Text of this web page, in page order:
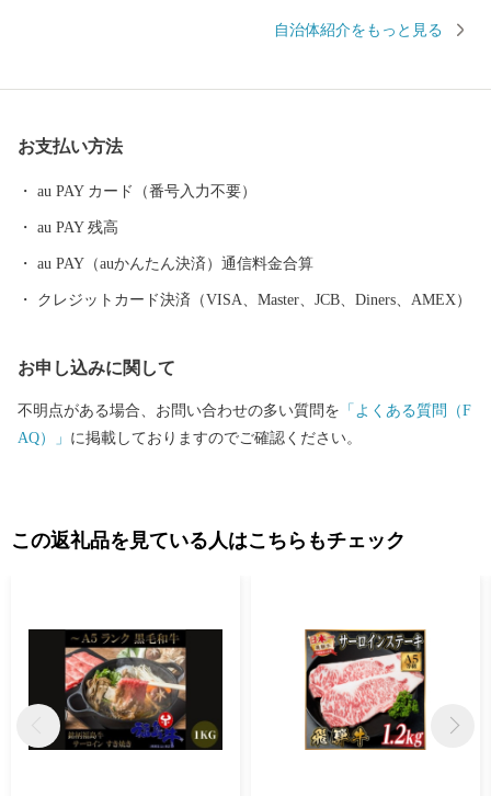
温泉」や奥州三高湯の一つに数えられる温泉郷「高湯温泉」とい
国の皆様に親しまれております。
自治体紹介をもっと見る
お支払い方法
au PAY カード（番号入力不要）
au PAY 残高
au PAY（auかんたん決済）通信料金合算
クレジットカード決済（VISA、Master、JCB、Diners、AMEX）
お申し込みに関して
不明点がある場合、お問い合わせの多い質問を 「よくある質問（F
AQ）」 に掲載しておりますのでご確認ください。
この返礼品を見ている人はこちらもチェック